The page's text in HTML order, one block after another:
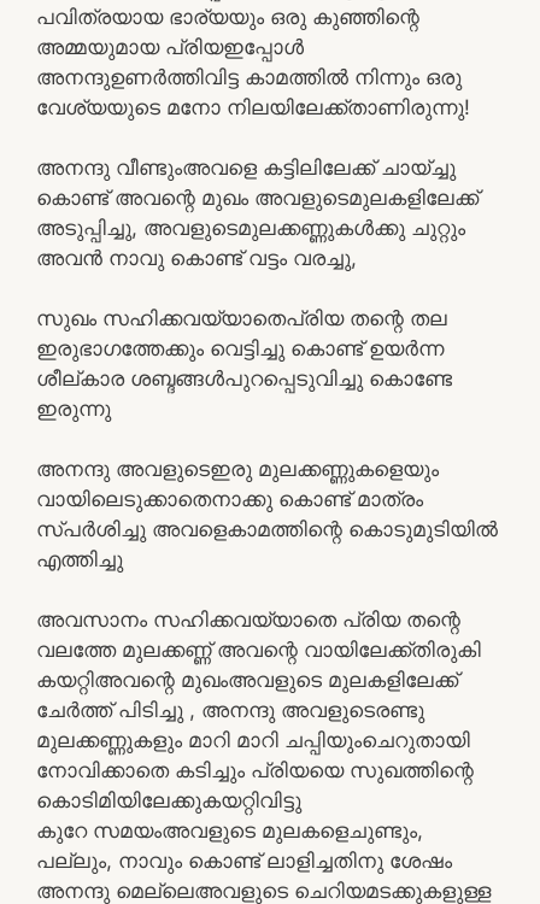
പവിത്രയായ ഭാര്യയും ഒരു കുഞ്ഞിന്റെ
അമ്മയുമായ പ്രിയഇപ്പോൾ
അനന്ദുഉണർത്തിവിട്ട കാമത്തിൽ നിന്നും ഒരു
വേശ്യയുടെ മനോ നിലയിലേക്ക്താണിരുന്നു!
അനന്ദു വീണ്ടുംഅവളെ കട്ടിലിലേക്ക് ചായ്ച്ചു
കൊണ്ട് അവന്റെ മുഖം അവളുടെമുലകളിലേക്ക്
അടുപ്പിച്ചു, അവളുടെമുലക്കണ്ണുകൾക്കു ചുറ്റും
അവൻ നാവു കൊണ്ട് വട്ടം വരച്ചു,
സുഖം സഹിക്കവയ്യാതെപ്രിയ തന്റെ തല
ഇരുഭാഗത്തേക്കും വെട്ടിച്ചു കൊണ്ട് ഉയർന്ന
ശീല്കാര ശബ്ദങ്ങൾപുറപ്പെടുവിച്ചു കൊണ്ടേ
ഇരുന്നു
അനന്ദു അവളുടെഇരു മുലക്കണ്ണുകളെയും
വായിലെടുക്കാതെനാക്കു കൊണ്ട് മാത്രം
സ്പർശിച്ചു അവളെകാമത്തിന്റെ കൊടുമുടിയിൽ
എത്തിച്ചു
അവസാനം സഹിക്കവയ്യാതെ പ്രിയ തന്റെ
വലത്തേ മുലക്കണ്ണ് അവന്റെ വായിലേക്ക്തിരുകി
കയറ്റിഅവന്റെ മുഖംഅവളുടെ മുലകളിലേക്ക്
ചേർത്ത് പിടിച്ചു , അനന്ദു അവളുടെരണ്ടു
മുലക്കണ്ണുകളും മാറി മാറി ചപ്പിയുംചെറുതായി
നോവിക്കാതെ കടിച്ചും പ്രിയയെ സുഖത്തിന്റെ
കൊടിമിയിലേക്കുകയറ്റിവിട്ടു
കുറേ സമയംഅവളുടെ മുലകളെചുണ്ടും,
പല്ലും, നാവും കൊണ്ട് ലാളിച്ചതിനു ശേഷം
അനന്ദു മെല്ലെഅവളുടെ ചെറിയമടക്കുകളുള്ള